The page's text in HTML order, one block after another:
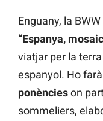
Enguany, la
“Espanya,
viatjar per la
espanyol. Ho
ponèncieson
sommeliers,